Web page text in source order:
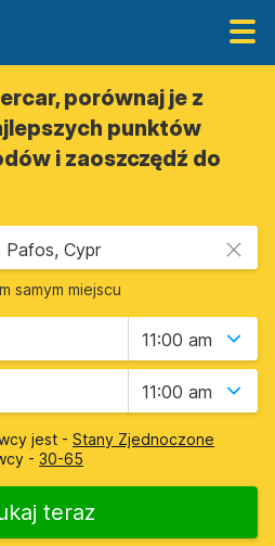
porównaj je z
punktów
i zaoszczędź do
Cypr
samym miejscu
11:00 am
11:00 am
jest - Stany Zjednoczone
- 30-65
teraz